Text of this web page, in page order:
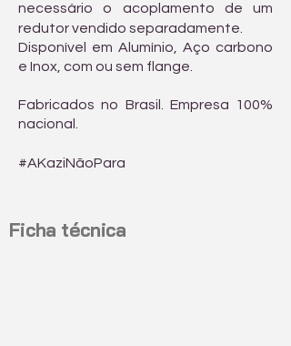
necessário o acoplamento de um
redutor vendido separadamente.
Disponível em Alumínio, Aço carbono
e Inox, com ou sem flange.
Fabricados no Brasil. Empresa 100%
nacional.
#AKaziNãoPara
Ficha técnica